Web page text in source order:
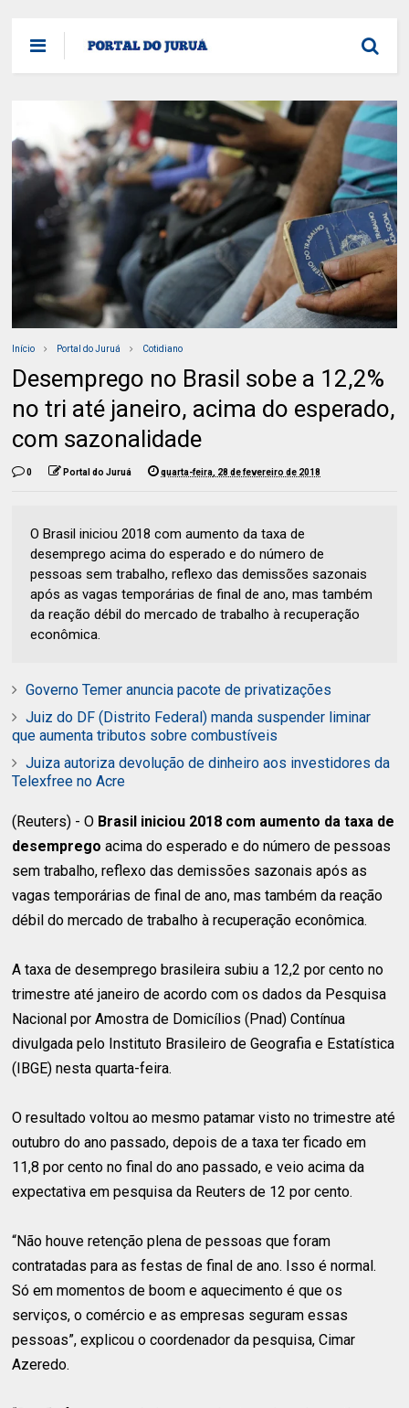
Início Portal do Juruá Cotidiano
Desemprego no Brasil sobe a 12,2%
no tri até janeiro, acima do esperado,
com sazonalidade
0 Portal do Juruá quarta-feira, 28 de fevereiro de 2018
O Brasil iniciou 2018 com aumento da taxa de
desemprego acima do esperado e do número de
pessoas sem trabalho, reflexo das demissões sazonais
após as vagas temporárias de final de ano, mas também
da reação débil do mercado de trabalho à recuperação
econômica.
Governo Temer anuncia pacote de privatizações
Juiz do DF (Distrito Federal) manda suspender liminar
que aumenta tributos sobre combustíveis
Juiza autoriza devolução de dinheiro aos investidores da
Telexfree no Acre
(Reuters) - O Brasil iniciou 2018 com aumento da taxa de
desemprego acima do esperado e do número de pessoas
sem trabalho, reflexo das demissões sazonais após as
vagas temporárias de final de ano, mas também da reação
débil do mercado de trabalho à recuperação econômica.
A taxa de desemprego brasileira subiu a 12,2 por cento no
trimestre até janeiro de acordo com os dados da Pesquisa
Nacional por Amostra de Domicílios (Pnad) Contínua
divulgada pelo Instituto Brasileiro de Geografia e Estatística
(IBGE) nesta quarta-feira.
O resultado voltou ao mesmo patamar visto no trimestre até
outubro do ano passado, depois de a taxa ter ficado em
11,8 por cento no final do ano passado, e veio acima da
expectativa em pesquisa da Reuters de 12 por cento.
“Não houve retenção plena de pessoas que foram
contratadas para as festas de final de ano. Isso é normal.
Só em momentos de boom e aquecimento é que os
serviços, o comércio e as empresas seguram essas
pessoas”, explicou o coordenador da pesquisa, Cimar
Azeredo.